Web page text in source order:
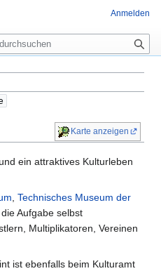
Karte anzeigen
ein attraktives Kulturleben
Technisches Museum der
Aufgabe selbst
Multiplikatoren, Vereinen
ist ebenfalls beim Kulturamt
Anmelden